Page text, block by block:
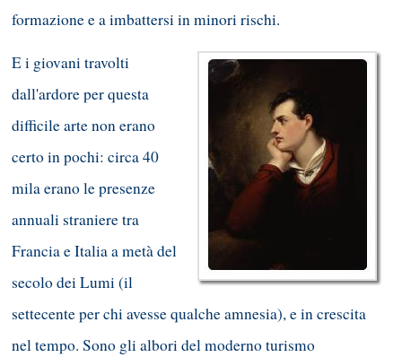
formazione e a imbattersi in minori rischi.
E i giovani travolti
dall'ardore per questa
difficile arte non erano
certo in pochi: circa 40
mila erano le presenze
annuali straniere tra
Francia e Italia a metà del
secolo dei Lumi (il
settecente per chi avesse qualche amnesia), e in crescita
nel tempo. Sono gli albori del moderno turismo